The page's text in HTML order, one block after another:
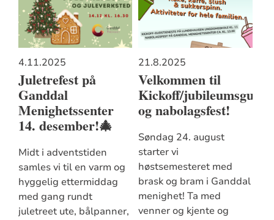
4.11.2025
Juletrefest på
Ganddal
Menighetssenter
14. desember!🎄
Midt i adventstiden
samles vi til en varm og
hyggelig ettermiddag
med gang rundt
juletreet ute, bålpanner,
21.8.2025
Velkommen til
Kickoff/
og nabolagsfest!
Søndag 24. august
starter vi
høstsemesteret med
brask og bram i Ganddal
menighet! Ta med
venner og kjente og